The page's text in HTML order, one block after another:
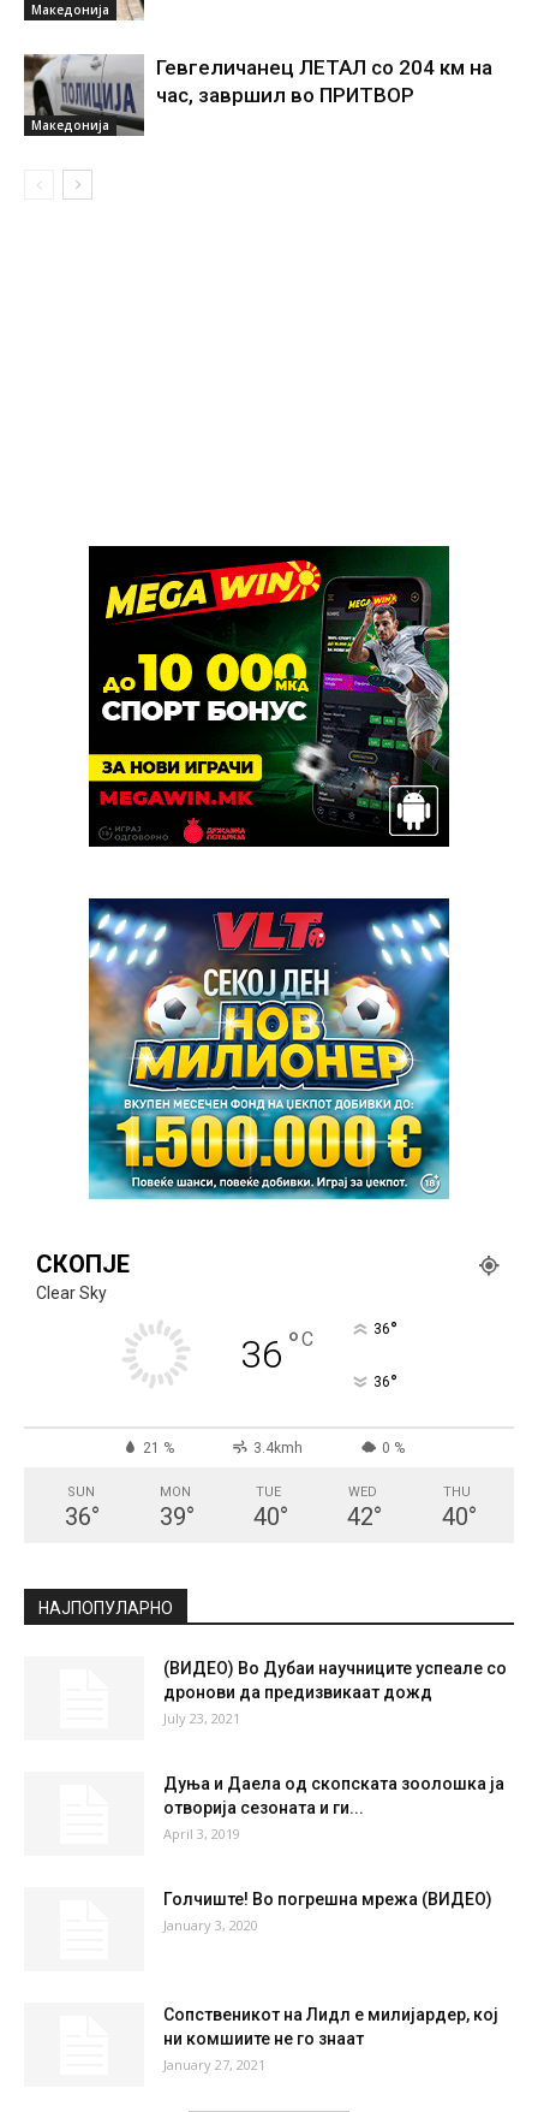
Македонија
Македонија
Гевгеличанец ЛЕТАЛ со 204 км на
час, завршил во ПРИТВОР
СКОПЈЕ
Clear Sky
36 °C 36°
36°
21 % 3.4kmh 0 %
SUN
36°
MON
39°
TUE
40°
WED
42°
THU
40°
НАЈПОПУЛАРНО
(ВИДЕО) Во Дубаи научниците успеале со
дронови да предизвикаат дожд
July 23, 2021
Дуња и Даела од скопската зоолошка ја
отворија сезоната и ги...
April 3, 2019
Голчиште! Во погрешна мрежа (ВИДЕО)
January 3, 2020
Сопственикот на Лидл е милијардер, кој
ни комшиите не го знаат
January 27, 2021